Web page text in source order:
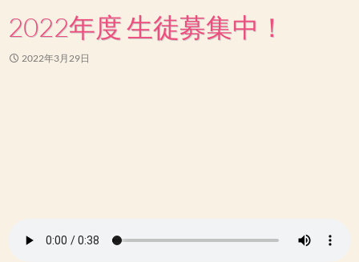
キ
ッ
プ
2022年度 生徒募集中！
2022年3月29日